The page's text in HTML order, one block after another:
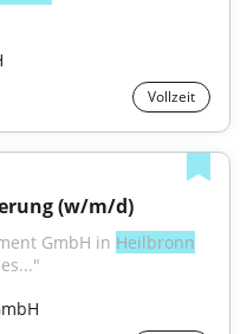
Vollzeit
(w/m/d)
GmbH in Heilbronn